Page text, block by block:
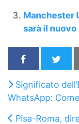
Manchester
sarà il
Significato
WhatsApp:
Pisa-Roma,